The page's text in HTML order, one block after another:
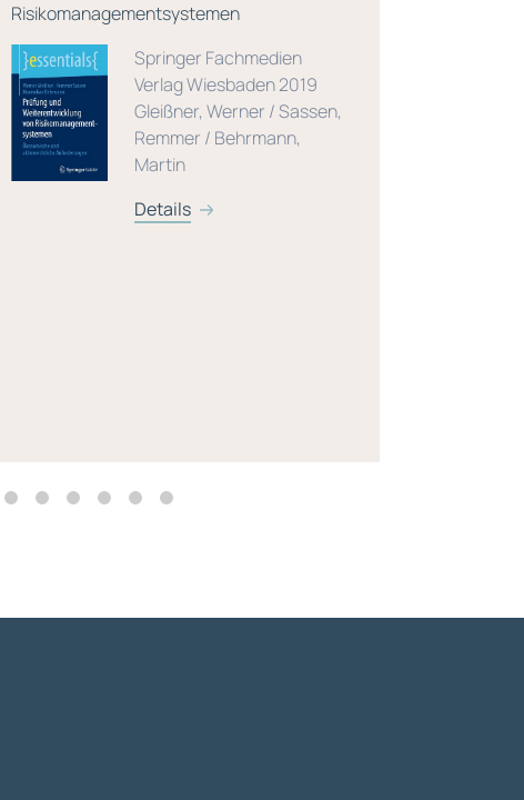
Risikomanagementsystemen
Springer Fachmedien
Verlag Wiesbaden 2019
Gleißner, Werner / Sassen,
Remmer / Behrmann,
Martin
Details